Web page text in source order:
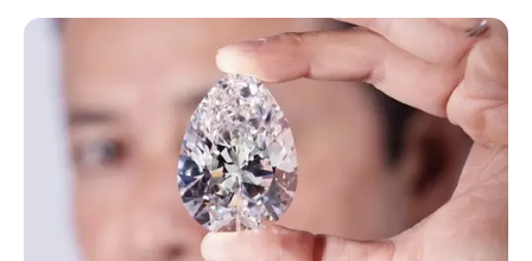
Əmək pensiyalarında və bu
müavinətlərdə ARTIM OLACAQ -
Deputat AÇIQLADI